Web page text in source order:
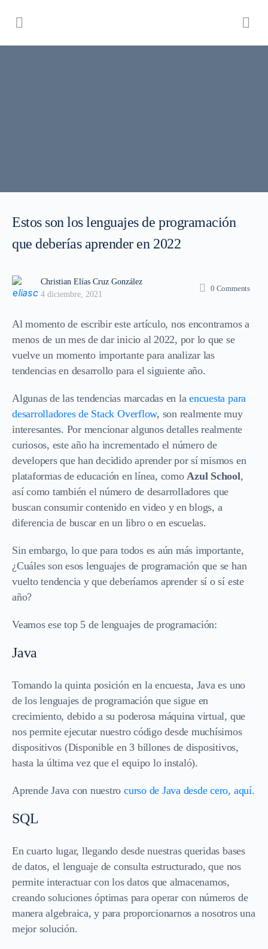
Estos son los lenguajes de programación
que deberías aprender en 2022
Christian Elías Cruz González
4 diciembre, 2021
0 Comments
Al momento de escribir este artículo, nos encontramos a
menos de un mes de dar inicio al 2022, por lo que se
vuelve un momento importante para analizar las
tendencias en desarrollo para el siguiente año.
Algunas de las tendencias marcadas en laencuesta para
desarrolladores de Stack Overflow, son realmente muy
interesantes. Por mencionar algunos detalles realmente
curiosos, este año ha incrementado el número de
developers que han decidido aprender por sí mismos en
plataformas de educación en línea, como Azul School,
así como también el número de desarrolladores que
buscan consumir contenido en video y en blogs, a
diferencia de buscar en un libro o en escuelas.
Sin embargo, lo que para todos es aún más importante,
¿Cuáles son esos lenguajes de programación que se han
vuelto tendencia y que deberíamos aprender sí o sí este
año?
Veamos ese top 5 de lenguajes de programación:
Java
Tomando la quinta posición en la encuesta, Java es uno
de los lenguajes de programación que sigue en
crecimiento, debido a su poderosa máquina virtual, que
nos permite ejecutar nuestro código desde muchísimos
dispositivos (Disponible en 3 billones de dispositivos,
hasta la última vez que el equipo lo instaló).
Aprende Java con nuestro curso de Java desde cero, aquí.
SQL
En cuarto lugar, llegando desde nuestras queridas bases
de datos, el lenguaje de consulta estructurado, que nos
permite interactuar con los datos que almacenamos,
creando soluciones óptimas para operar con números de
manera algebraica, y para proporcionarnos a nosotros una
mejor solución.